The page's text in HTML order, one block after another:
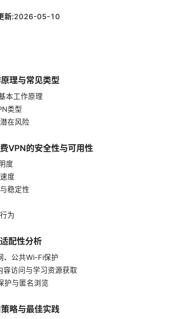
新:2026-05-10
理与常见类型
本工作原理
类型
在风险
VPN的安全性与可用性
度
度
稳定性
为
配性分析
、公共Wi-Fi保护
容访问与学习资源获取
护与匿名浏览
略与最佳实践